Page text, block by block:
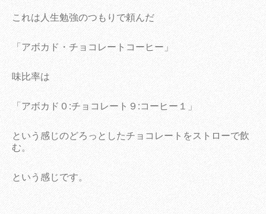
これは人生勉強のつもりで頼んだ
「アボカド・チョコレートコーヒー」
味比率は
「アボカド０:チョコレート９:コーヒー１」
という感じのどろっとしたチョコレートをストローで飲
む。
という感じです。